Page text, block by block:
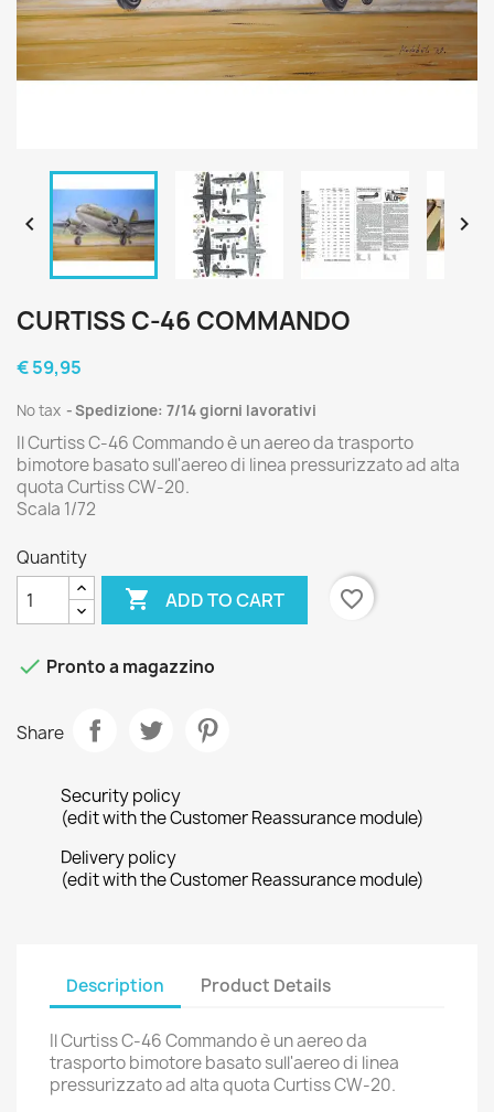
 
CURTISS C-46 COMMANDO
€ 59,95
No tax Spedizione: 7/14 giorni lavorativi
Il Curtiss C-46 Commando è un aereo da trasporto
bimotore basato sull'aereo di linea pressurizzato ad alta
quota Curtiss CW-20.
Scala 1/72
Quantity
 ADD TO CART favorite_border
 Pronto a magazzino
Share
Security policy
(edit with the Customer Reassurance module)
Delivery policy
(edit with the Customer Reassurance module)
Description Product Details
Il Curtiss C-46 Commando è un aereo da
trasporto bimotore basato sull'aereo di linea
pressurizzato ad alta quota Curtiss CW-20.